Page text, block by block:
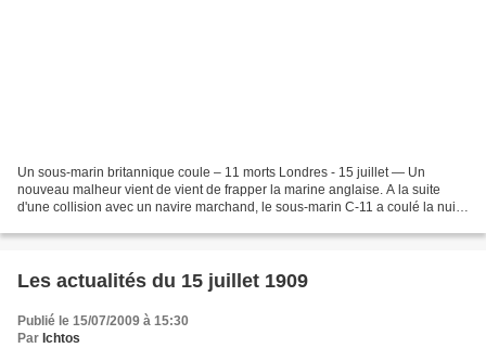
Un sous-marin britannique coule – 11 morts Londres - 15 juillet — Un
nouveau malheur vient de vient de frapper la marine anglaise. A la suite
d'une collision avec un navire marchand, le sous-marin C-11 a coulé la nuit
Les actualités du 15 juillet 1909
Publié le 15/07/2009 à 15:30
Par Ichtos